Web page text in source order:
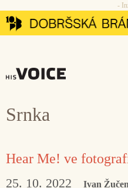
Přeskočit
na
-
Srnka
Hear Me! ve
25. 10. 2022 Ivan